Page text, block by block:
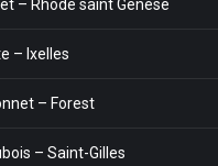
– Rhode saint Genèse
– Ixelles
– Forest
– Saint-Gilles